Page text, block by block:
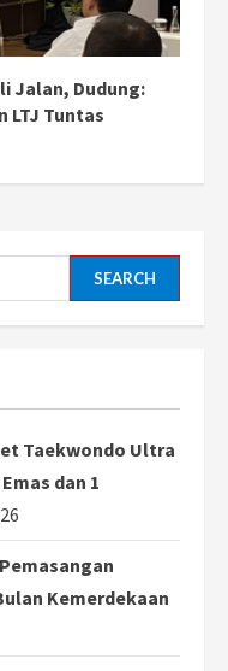
Jalan, Dudung:
LTJ Tuntas
Taekwondo Ultra
dan 1
Kemerdekaan